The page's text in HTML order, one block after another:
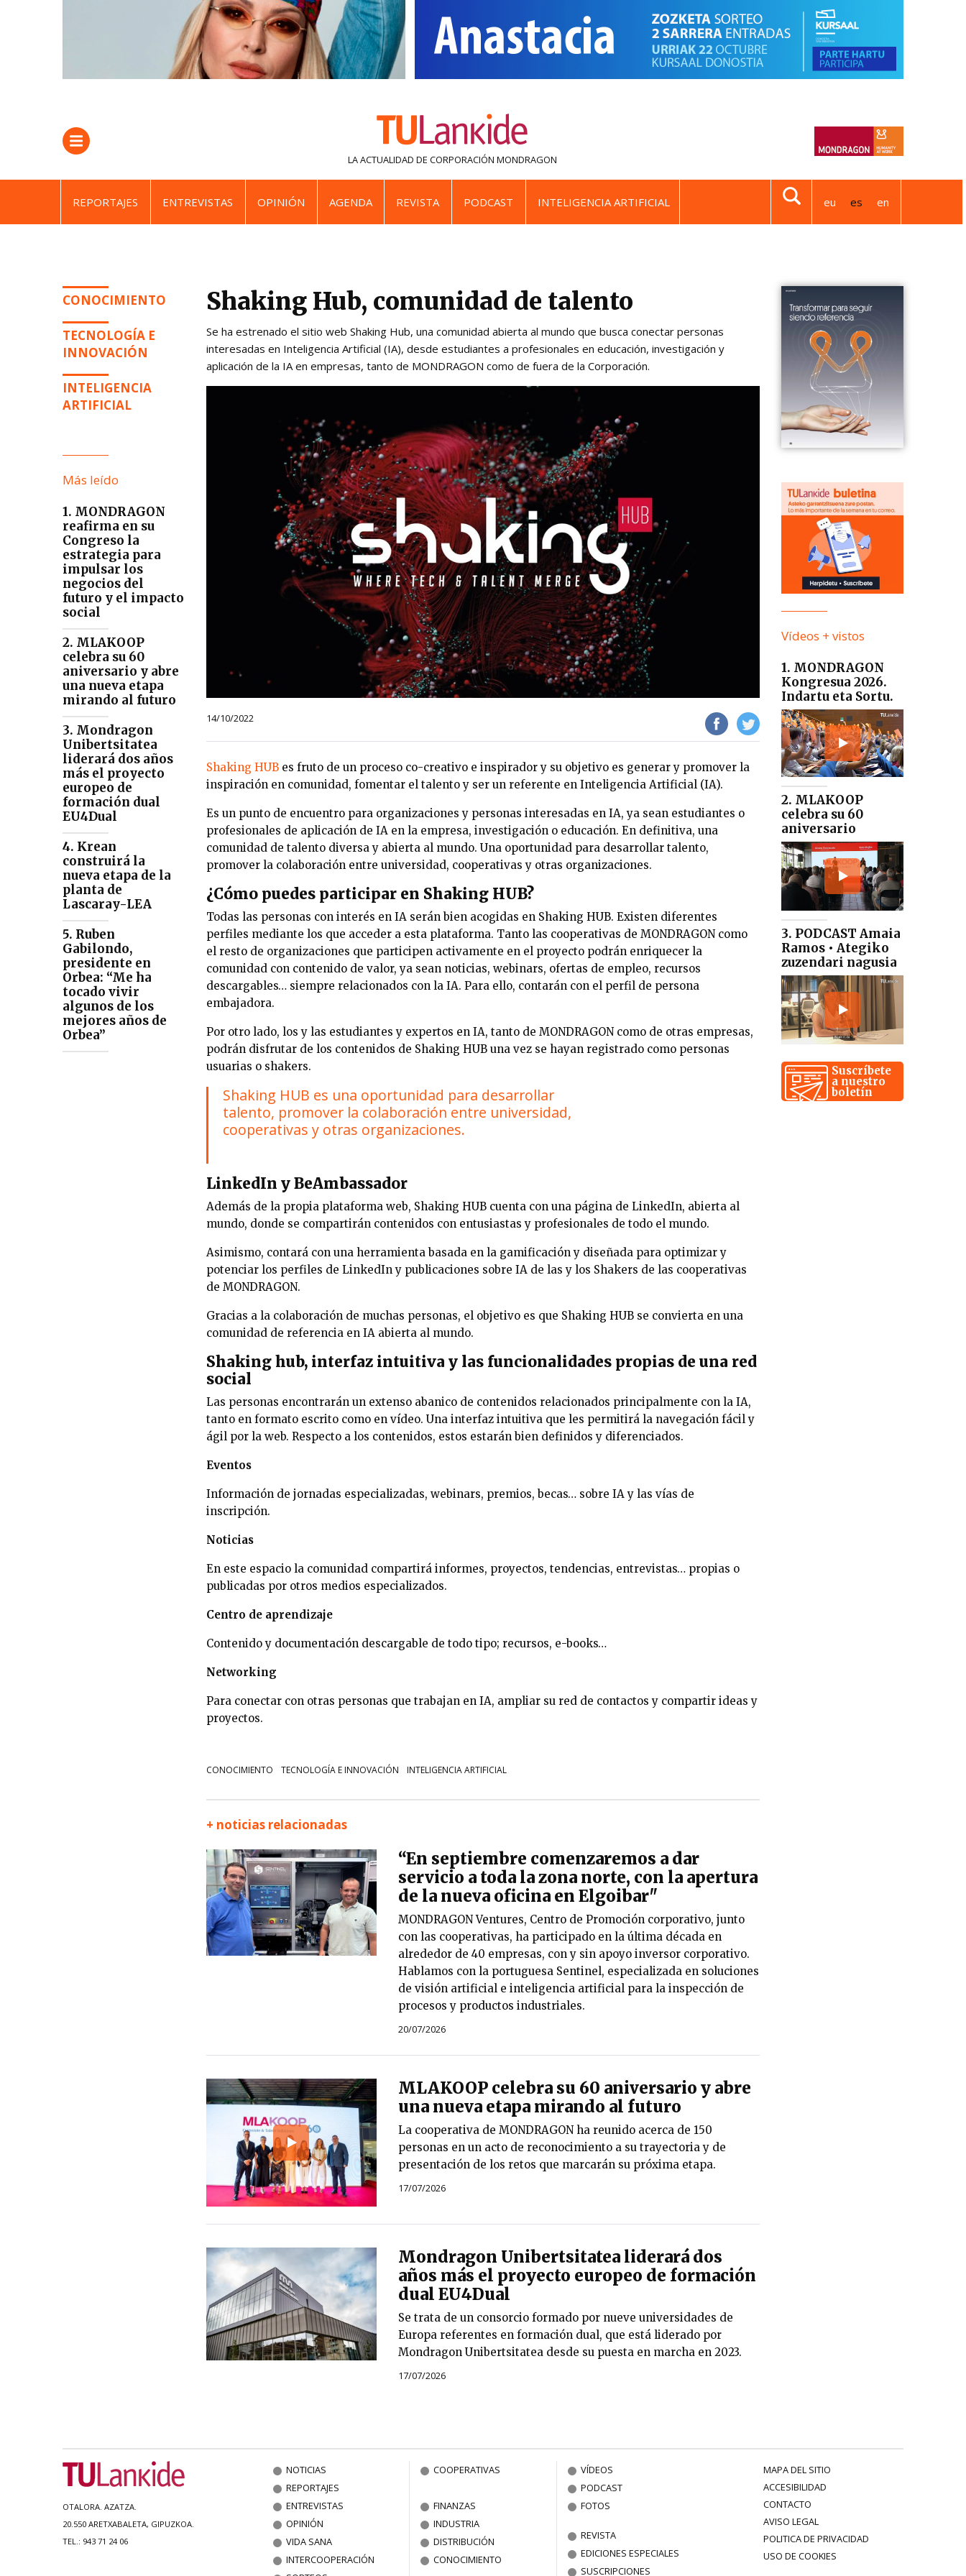
LA ACTUALIDAD DE CORPORACIÓN MONDRAGON
REPORTAJES ENTREVISTAS OPINIÓN AGENDA REVISTA PODCAST INTELIGENCIA ARTIFICIAL eu es en
CONOCIMIENTO
TECNOLOGÍA E
INNOVACIÓN
INTELIGENCIA
ARTIFICIAL
Más leído
1. MONDRAGON
reafirma en su
Congreso la
estrategia para
impulsar los
negocios del
futuro y el impacto
social
2. MLAKOOP
celebra su 60
aniversario y abre
una nueva etapa
mirando al futuro
3. Mondragon
Unibertsitatea
liderará dos años
más el proyecto
europeo de
formación dual
EU4Dual
4. Krean
construirá la
nueva etapa de la
planta de
Lascaray-LEA
5. Ruben
Gabilondo,
presidente en
Orbea: “Me ha
tocado vivir
algunos de los
mejores años de
Orbea”
Shaking Hub, comunidad de talento
Se ha estrenado el sitio web Shaking Hub, una comunidad abierta al mundo que busca conectar personas
interesadas en Inteligencia Artificial (IA), desde estudiantes a profesionales en educación, investigación y
aplicación de la IA en empresas, tanto de MONDRAGON como de fuera de la Corporación.
14/10/2022
Shaking HUB es fruto de un proceso co-creativo e inspirador y su objetivo es generar y promover la
inspiración en comunidad, fomentar el talento y ser un referente en Inteligencia Artificial (IA).
Es un punto de encuentro para organizaciones y personas interesadas en IA, ya sean estudiantes o
profesionales de aplicación de IA en la empresa, investigación o educación. En definitiva, una
comunidad de talento diversa y abierta al mundo. Una oportunidad para desarrollar talento,
promover la colaboración entre universidad, cooperativas y otras organizaciones.
¿Cómo puedes participar en Shaking HUB?
Todas las personas con interés en IA serán bien acogidas en Shaking HUB. Existen diferentes
perfiles mediante los que acceder a esta plataforma. Tanto las cooperativas de MONDRAGON como
el resto de organizaciones que participen activamente en el proyecto podrán enriquecer la
comunidad con contenido de valor, ya sean noticias, webinars, ofertas de empleo, recursos
descargables… siempre relacionados con la IA. Para ello, contarán con el perfil de persona
embajadora.
Por otro lado, los y las estudiantes y expertos en IA, tanto de MONDRAGON como de otras empresas,
podrán disfrutar de los contenidos de Shaking HUB una vez se hayan registrado como personas
usuarias o shakers.
Shaking HUB es una oportunidad para desarrollar
talento, promover la colaboración entre universidad,
cooperativas y otras organizaciones.
LinkedIn y BeAmbassador
Además de la propia plataforma web, Shaking HUB cuenta con una página de LinkedIn, abierta al
mundo, donde se compartirán contenidos con entusiastas y profesionales de todo el mundo.
Asimismo, contará con una herramienta basada en la gamificación y diseñada para optimizar y
potenciar los perfiles de LinkedIn y publicaciones sobre IA de las y los Shakers de las cooperativas
de MONDRAGON.
Gracias a la colaboración de muchas personas, el objetivo es que Shaking HUB se convierta en una
comunidad de referencia en IA abierta al mundo.
Shaking hub, interfaz intuitiva y las funcionalidades propias de una red
social
Las personas encontrarán un extenso abanico de contenidos relacionados principalmente con la IA,
tanto en formato escrito como en vídeo. Una interfaz intuitiva que les permitirá la navegación fácil y
ágil por la web. Respecto a los contenidos, estos estarán bien definidos y diferenciados.
Eventos
Información de jornadas especializadas, webinars, premios, becas… sobre IA y las vías de
inscripción.
Noticias
En este espacio la comunidad compartirá informes, proyectos, tendencias, entrevistas… propias o
publicadas por otros medios especializados.
Centro de aprendizaje
Contenido y documentación descargable de todo tipo; recursos, e-books…
Networking
Para conectar con otras personas que trabajan en IA, ampliar su red de contactos y compartir ideas y
proyectos.
CONOCIMIENTO TECNOLOGÍA E INNOVACIÓN INTELIGENCIA ARTIFICIAL
+ noticias relacionadas
“En septiembre comenzaremos a dar
servicio a toda la zona norte, con la apertura
de la nueva oficina en Elgoibar"
MONDRAGON Ventures, Centro de Promoción corporativo, junto
con las cooperativas, ha participado en la última década en
alrededor de 40 empresas, con y sin apoyo inversor corporativo.
Hablamos con la portuguesa Sentinel, especializada en soluciones
de visión artificial e inteligencia artificial para la inspección de
procesos y productos industriales.
20/07/2026
MLAKOOP celebra su 60 aniversario y abre
una nueva etapa mirando al futuro
La cooperativa de MONDRAGON ha reunido acerca de 150
personas en un acto de reconocimiento a su trayectoria y de
presentación de los retos que marcarán su próxima etapa.
17/07/2026
Mondragon Unibertsitatea liderará dos
años más el proyecto europeo de formación
dual EU4Dual
Se trata de un consorcio formado por nueve universidades de
Europa referentes en formación dual, que está liderado por
Mondragon Unibertsitatea desde su puesta en marcha en 2023.
17/07/2026
Vídeos + vistos
1. MONDRAGON
Kongresua 2026.
Indartu eta Sortu.
2. MLAKOOP
celebra su 60
aniversario
3. PODCAST Amaia
Ramos • Ategiko
zuzendari nagusia
Suscríbete
a nuestro
boletín
OTALORA. AZATZA.
20.550 ARETXABALETA, GIPUZKOA.
TEL.: 943 71 24 06
NOTICIAS
REPORTAJES
ENTREVISTAS
OPINIÓN
VIDA SANA
INTERCOOPERACIÓN
COOPERATIVAS
FINANZAS
INDUSTRIA
DISTRIBUCIÓN
CONOCIMIENTO
VÍDEOS
PODCAST
FOTOS
REVISTA
EDICIONES ESPECIALES
SUSCRIPCIONES
MAPA DEL SITIO
ACCESIBILIDAD
CONTACTO
AVISO LEGAL
POLITICA DE PRIVACIDAD
USO DE COOKIES